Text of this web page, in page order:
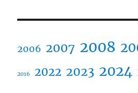
2006 2007 2008
2016 2022 2023 2024